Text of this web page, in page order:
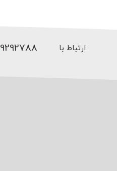
ارتباط با 9292788